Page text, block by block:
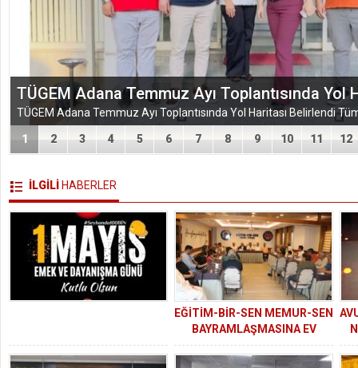
TÜGEM Adana Temmuz Ayı Toplantısında Yol
1 2 3 4 5 6 7 8 9 10 11 12
İLGİLİ HABERLER
EĞİTİM-BİR-SEN MEMUR-SEN
BAYRAMLAŞMASINA EV
SAHİPLİĞİ YAPTI